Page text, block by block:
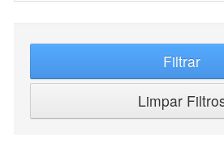
Filtrar
Limpar